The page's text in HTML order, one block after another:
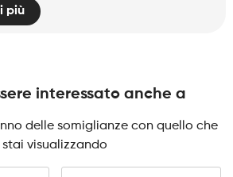
più
interessato anche a
delle somiglianze con quello che
stai visualizzando